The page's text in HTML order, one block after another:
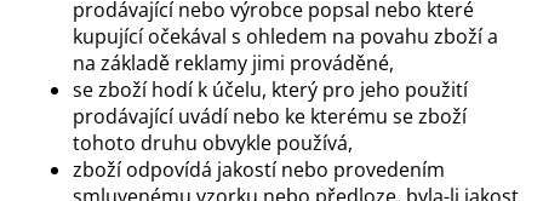
prodávající nebo výrobce popsal nebo které
kupující očekával s ohledem na povahu zboží a
na základě reklamy jimi prováděné,
se zboží hodí k účelu, který pro jeho použití
prodávající uvádí nebo ke kterému se zboží
tohoto druhu obvykle používá,
zboží odpovídá jakostí nebo provedením
smluvenému vzorku nebo předloze, byla-li jakost